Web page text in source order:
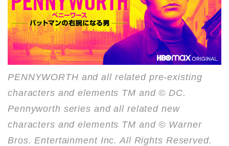
PENNYWORTH and all related pre-existing
characters and elements TM and © DC.
Pennyworth series and all related new
characters and elements TM and © Warner
Bros. Entertainment Inc. All Rights Reserved.